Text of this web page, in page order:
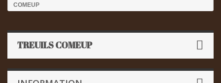
COMEUP
TREUILS COMEUP